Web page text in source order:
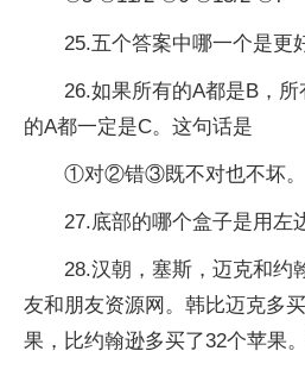
25.五个答案中哪一个是更
26.如果所有的A都是B，
的A都一定是C。这句话是
①对②错③既不对也不坏。
27.底部的哪个盒子是用左
28.汉朝，塞斯，迈克和约
友和朋友资源网。韩比迈克多
果，比约翰逊多买了32个苹果